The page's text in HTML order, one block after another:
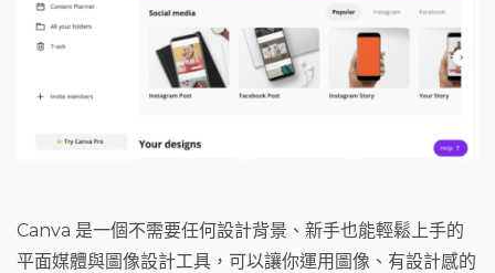
Canva 是一個不需要任何設計背景、新手也能輕鬆上手的
平面媒體與圖像設計工具，可以讓你運用圖像、有設計感的